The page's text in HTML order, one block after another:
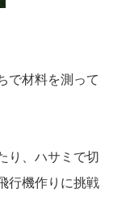
で材料を測って
り、ハサミで切
行機作りに挑戦